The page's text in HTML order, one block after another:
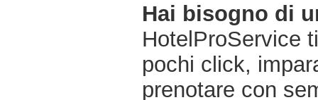
Hai bisogno di
HotelProService
pochi click,
prenotare con